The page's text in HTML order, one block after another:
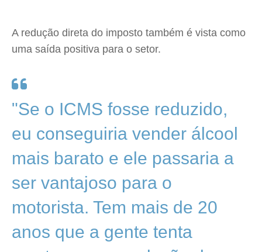
A redução direta do imposto também é vista como
uma saída positiva para o setor.
"Se o ICMS fosse reduzido,
eu conseguiria vender álcool
mais barato e ele passaria a
ser vantajoso para o
motorista. Tem mais de 20
anos que a gente tenta